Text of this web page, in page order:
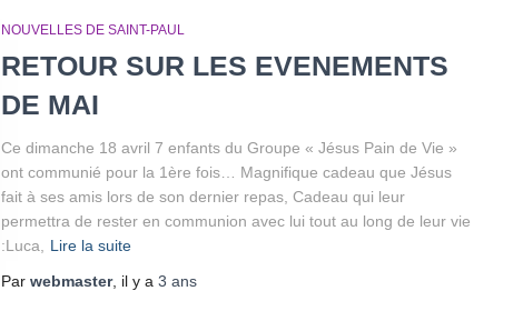
NOUVELLES DE SAINT-PAUL
RETOUR SUR LES EVENEMENTS
DE MAI
Ce dimanche 18 avril 7 enfants du Groupe « Jésus Pain de Vie »
ont communié pour la 1ère fois… Magnifique cadeau que Jésus
fait à ses amis lors de son dernier repas, Cadeau qui leur
permettra de rester en communion avec lui tout au long de leur vie
:Luca, Lire la suite
Par webmaster, il y a 3 ans